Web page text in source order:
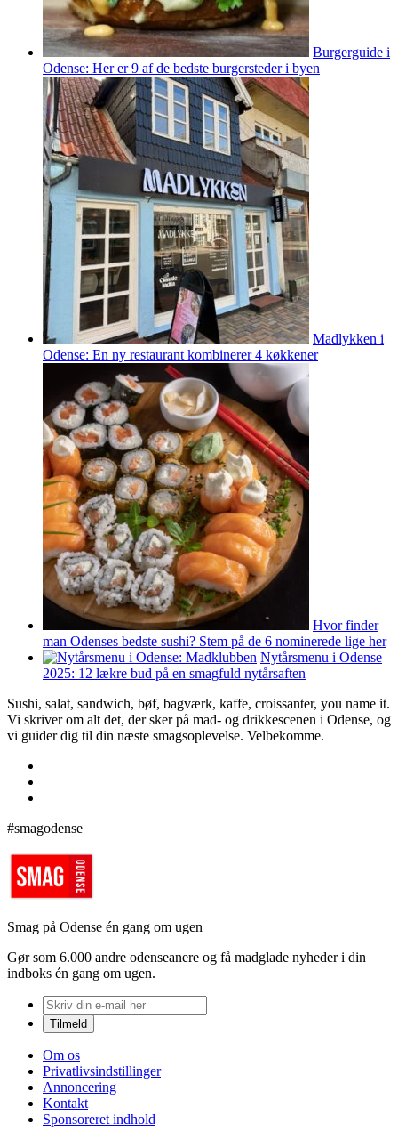
Burgerguide i
Odense: Her er 9 af de bedste burgersteder i byen
Madlykken i
Odense: En ny restaurant kombinerer 4 køkkener
Hvor finder
man Odenses bedste sushi? Stem på de 6 nominerede lige her
Nytårsmenu i Odense
2025: 12 lækre bud på en smagfuld nytårsaften
Sushi, salat, sandwich, bøf, bagværk, kaffe, croissanter, you name it.
Vi skriver om alt det, der sker på mad- og drikkescenen i Odense, og
vi guider dig til din næste smagsoplevelse. Velbekomme.
#smagodense
Smag på Odense én gang om ugen
Gør som 6.000 andre odenseanere og få madglade nyheder i din
indboks én gang om ugen.
Om os
Privatlivsindstillinger
Annoncering
Kontakt
Sponsoreret indhold